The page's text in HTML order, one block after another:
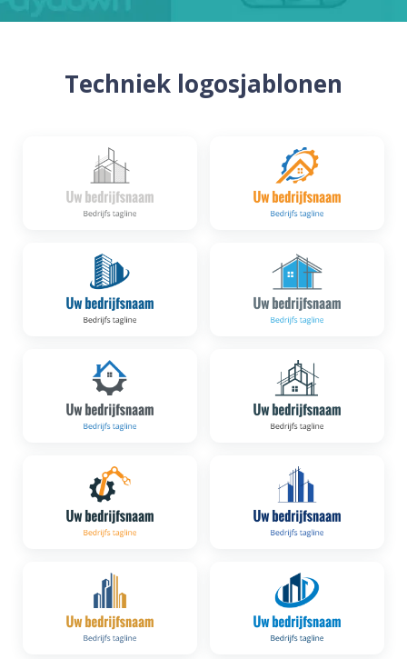
Techniek logosjablonen